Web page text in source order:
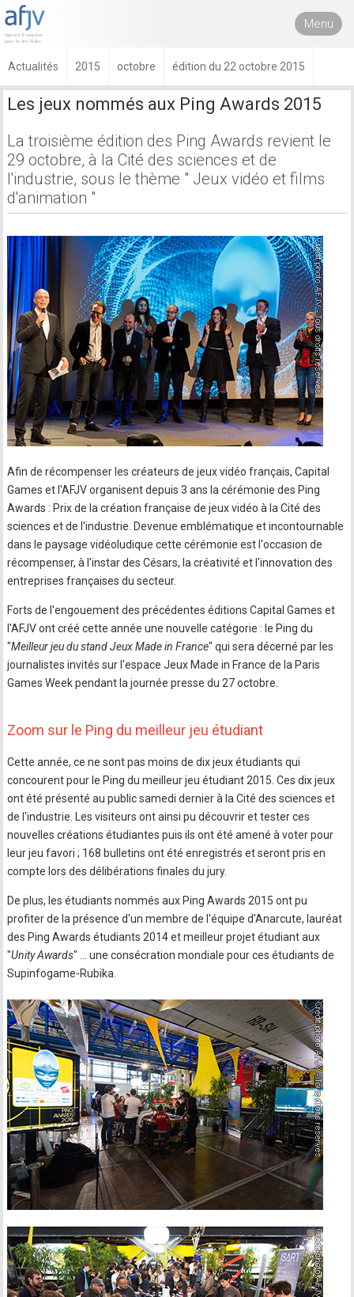
Menu
Actualités 2015 octobre édition du 22 octobre 2015
Les jeux nommés aux Ping Awards 2015
La troisième édition des Ping Awards revient le
29 octobre, à la Cité des sciences et de
l'industrie, sous le thème " Jeux vidéo et films
d'animation "
Afin de récompenser les créateurs de jeux vidéo français, Capital
Games et l'AFJV organisent depuis 3 ans la cérémonie des Ping
Awards : Prix de la création française de jeux vidéo à la Cité des
sciences et de l'industrie. Devenue emblématique et incontournable
dans le paysage vidéoludique cette cérémonie est l'occasion de
récompenser, à l'instar des Césars, la créativité et l'innovation des
entreprises françaises du secteur.
Forts de l'engouement des précédentes éditions Capital Games et
l'AFJV ont créé cette année une nouvelle catégorie : le Ping du
"Meilleur jeu du stand Jeux Made in France" qui sera décerné par les
journalistes invités sur l'espace Jeux Made in France de la Paris
Games Week pendant la journée presse du 27 octobre.
Zoom sur le Ping du meilleur jeu étudiant
Cette année, ce ne sont pas moins de dix jeux étudiants qui
concourent pour le Ping du meilleur jeu étudiant 2015. Ces dix jeux
ont été présenté au public samedi dernier à la Cité des sciences et
de l'industrie. Les visiteurs ont ainsi pu découvrir et tester ces
nouvelles créations étudiantes puis ils ont été amené à voter pour
leur jeu favori ; 168 bulletins ont été enregistrés et seront pris en
compte lors des délibérations finales du jury.
De plus, les étudiants nommés aux Ping Awards 2015 ont pu
profiter de la présence d'un membre de l'équipe d'Anarcute, lauréat
des Ping Awards étudiants 2014 et meilleur projet étudiant aux
"Unity Awards" ... une consécration mondiale pour ces étudiants de
Supinfogame-Rubika.